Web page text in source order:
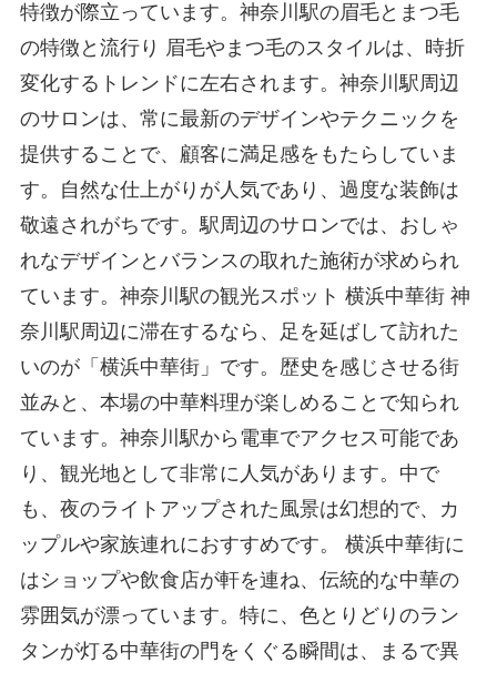
特徴が際立っています。 ​​神奈川駅の眉毛とまつ毛
の特徴と流行り 眉毛やまつ毛のスタイルは、時折
変化するトレンドに左右されます。神奈川駅周辺
のサロンは、常に最新のデザインやテクニックを
提供することで、顧客に満足感をもたらしていま
す。自然な仕上がりが人気であり、過度な装飾は
敬遠されがちです。駅周辺のサロンでは、おしゃ
れなデザインとバランスの取れた施術が求められ
ています。 ​​神奈川駅の観光スポット 横浜中華街 神
奈川駅周辺に滞在するなら、足を延ばして訪れた
いのが「横浜中華街」です。歴史を感じさせる街
並みと、本場の中華料理が楽しめることで知られ
ています。神奈川駅から電車でアクセス可能であ
り、観光地として非常に人気があります。中で
も、夜のライトアップされた風景は幻想的で、カ
ップルや家族連れにおすすめです。 横浜中華街に
はショップや飲食店が軒を連ね、伝統的な中華の
雰囲気が漂っています。特に、色とりどりのラン
タンが灯る中華街の門をくぐる瞬間は、まるで異